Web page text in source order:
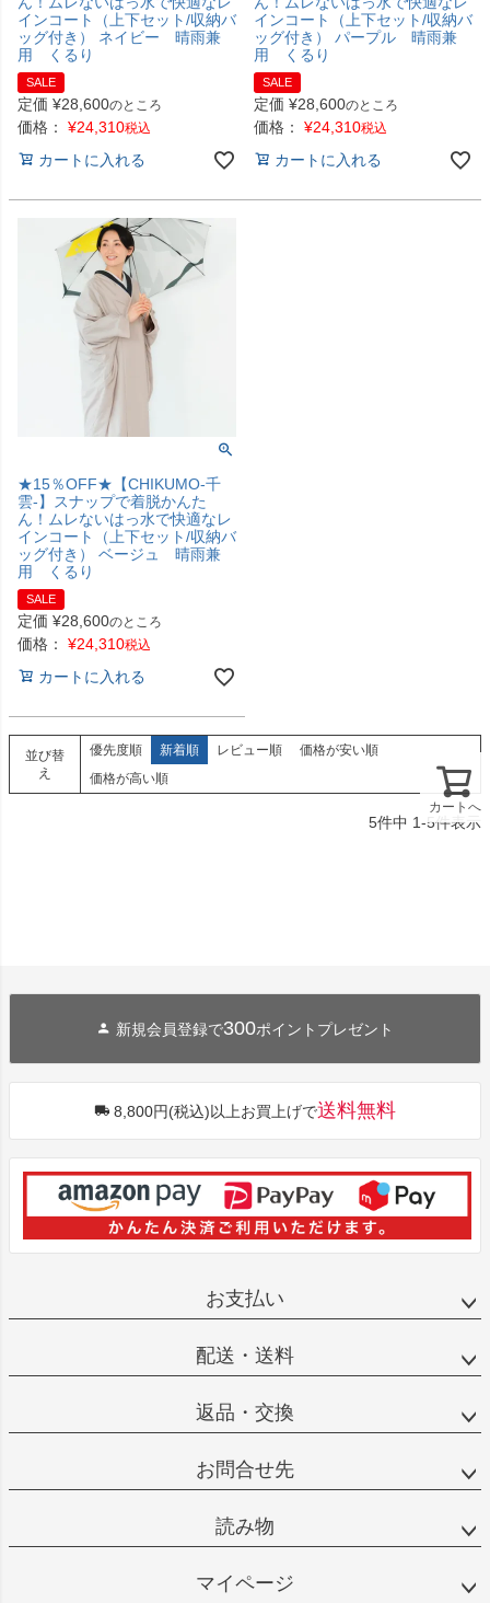
インコート（上下セット/収納バ
ッグ付き） ネイビー 晴雨兼
用 くるり
SALE
定価 ¥28,600のところ
価格： ¥24,310税込
カートに入れる
インコート（上下セット/収納バ
ッグ付き） パープル 晴雨兼
用 くるり
SALE
定価 ¥28,600のところ
価格： ¥24,310税込
カートに入れる
★15％OFF★【CHIKUMO-千
雲-】スナップで着脱かんた
ん！ムレないはっ水で快適なレ
インコート（上下セット/収納バ
ッグ付き） ベージュ 晴雨兼
用 くるり
SALE
定価 ¥28,600のところ
価格： ¥24,310税込
カートに入れる
並び替
え
優先度順 新着順 レビュー順
価格が安い順
価格が高い順
5件中 1-5件表示
カートへ
新規会員登録で300ポイントプレゼント
8,800円(税込)以上お買上げで送料無料
お支払い
配送・送料
返品・交換
お問合せ先
読み物
マイページ